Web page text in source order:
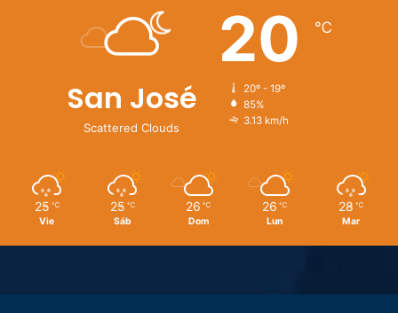
San José
Scattered Clouds
20 ℃
20º - 19º
85%
3.13 km/h
25 ℃
Vie
25 ℃
Sáb
26 ℃
Dom
26 ℃
Lun
28 ℃
Mar